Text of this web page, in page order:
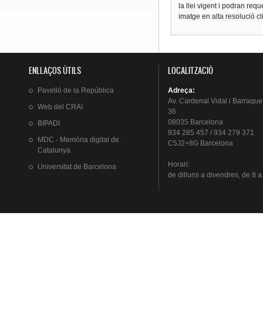
la llei vigent i podran
imatge en alta resolució
ENLLAÇOS ÚTILS
Pavelló de la República
Web del CRAI
BIPADI
MDC - Memòria digital de
Catalunya
Universitat de Barcelona
LOCALITZACIÓ
Adreça:
Av. Cardenal Vidal i
36
08035 Barcelona
934 285 457 / 934 279 371
C5J2+8G Barcelona
Horari:
de dillunsa divendres, de 8